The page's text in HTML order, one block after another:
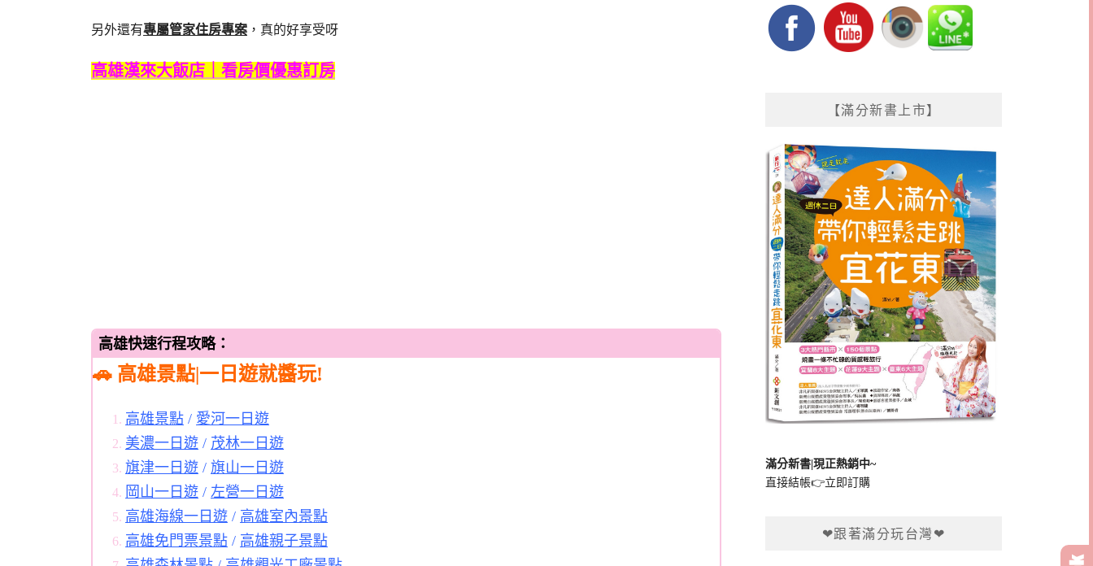
另外還有專屬管家住房專案 ，真的好享受呀
高雄漢來大飯店｜看房價優惠訂房
高雄快速行程攻略：
🚗 高雄景點|一日遊就醬玩!
高雄景點 / 愛河一日遊
美濃一日遊 / 茂林一日遊
旗津一日遊 / 旗山一日遊
岡山一日遊 / 左營一日遊
高雄海線一日遊 / 高雄室內景點
高雄免門票景點 / 高雄親子景點
【滿分新書上市】
滿分新書|現正熱銷中~
直接結帳👉立即訂購
❤跟著滿分玩台灣❤